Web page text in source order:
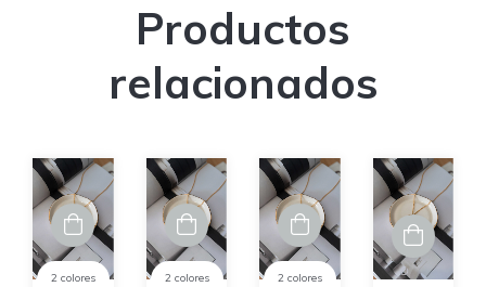
Productos
relacionados
2 colores 2 colores 2 colores